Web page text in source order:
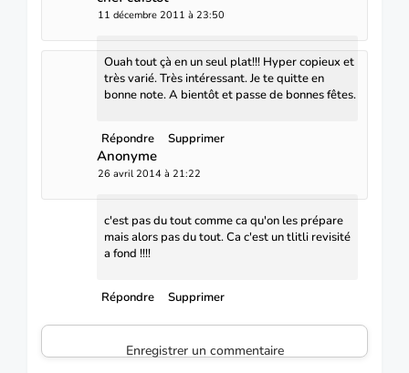
11 décembre 2011 à 23:50
Ouah tout çà en un seul plat!!! Hyper copieux et
très varié. Très intéressant. Je te quitte en
bonne note. A bientôt et passe de bonnes fêtes.
Répondre Supprimer
Anonyme
26 avril 2014 à 21:22
c'est pas du tout comme ca qu'on les prépare
mais alors pas du tout. Ca c'est un tlitli revisité
a fond !!!!
Répondre Supprimer
Enregistrer un commentaire